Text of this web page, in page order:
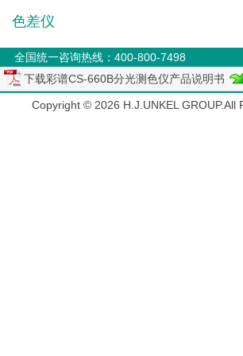
色差仪
全国统一咨询热线：400-800-7498
下载彩谱CS-660B分光测色仪产品说明书
Copyright © 2026 H.J.UNKEL GROUP.All